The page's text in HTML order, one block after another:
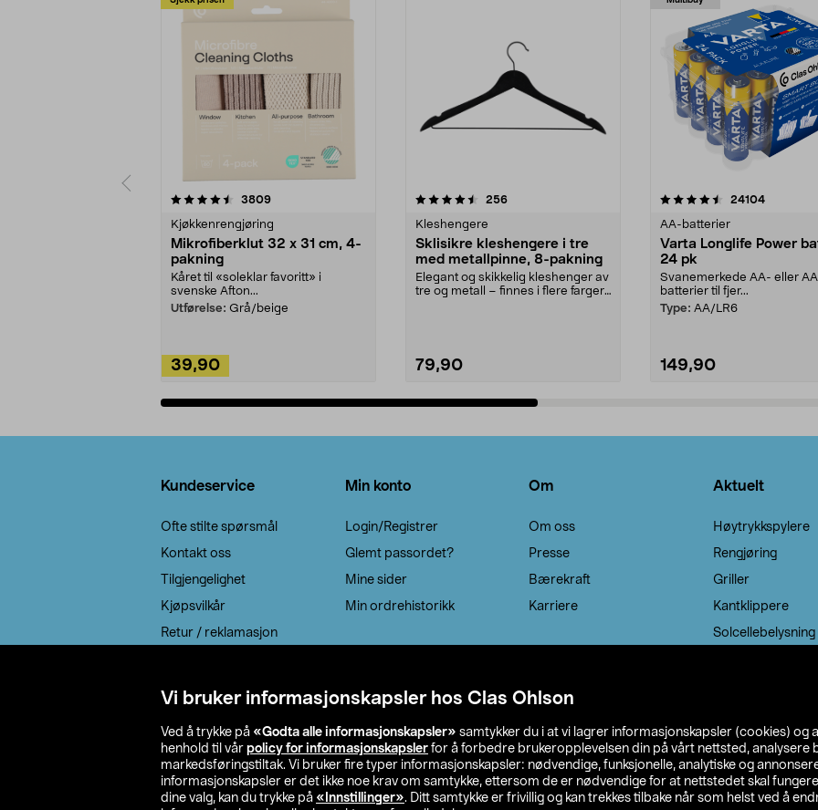
Vi bruker informasjonskapsler hos Clas Ohlson
Ved å trykke på «Godta alle informasjonskapsler» samtykker du i at vi lagrer informasjonskapsler (cookies) og
henhold til vår policy for informasjonskapsler for å forbedre brukeropplevelsen din på vårt nettsted, analysere
markedsføringstiltak. Vi bruker fire typer informasjonskapsler: nødvendige, funksjonelle, analytiske og
informasjonskapsler er det ikke noe krav om samtykke, ettersom de er nødvendige for at nettstedet skal
dine valg, kan du trykke på «Innstillinger». Ditt samtykke er frivillig og kan trekkes tilbake når som helst ved å
3809anmeldelser
Kjøkkenrengjøring
Mikrofiberklut 32 x 31 cm, 4-
pakning
Kåret til «soleklar favoritt» i
svenske Afton...
Utførelse: Grå/beige
39,90
4.5av 5 stjerner 256anmeldelser
Kleshengere
Sklisikre kleshengere i tre
med metallpinne, 8-pakning
Elegant og skikkelig kleshenger av
tre og metall – finnes i flere farger.
79,90
4.5av 5 stjerner 24104
AA-batterier
Varta Longlife Power
24 pk
Svanemerkede AA- eller
batterier til fjer...
Type: AA/LR6
149,90
4.5av 5 stjerner
Kundeservice
Ofte stilte spørsmål
Kontakt oss
Tilgjengelighet
Kjøpsvilkår
Retur / reklamasjon
Min konto
Login/Registrer
Glemt passordet?
Mine sider
Min ordrehistorikk
Om
Om oss
Presse
Bærekraft
Karriere
Aktuelt
Høytrykkspylere
Rengjøring
Griller
Kantklippere
Solcellebelysning